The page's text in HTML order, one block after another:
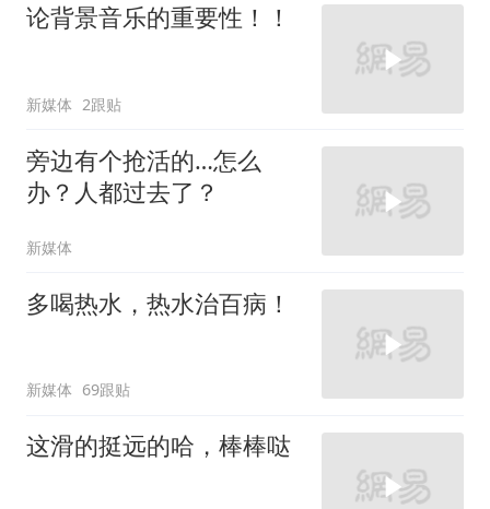
论背景音乐的重要性！！
新媒体 2跟贴
旁边有个抢活的…怎么
办？人都过去了？
新媒体
多喝热水，热水治百病！
新媒体 69跟贴
这滑的挺远的哈，棒棒哒